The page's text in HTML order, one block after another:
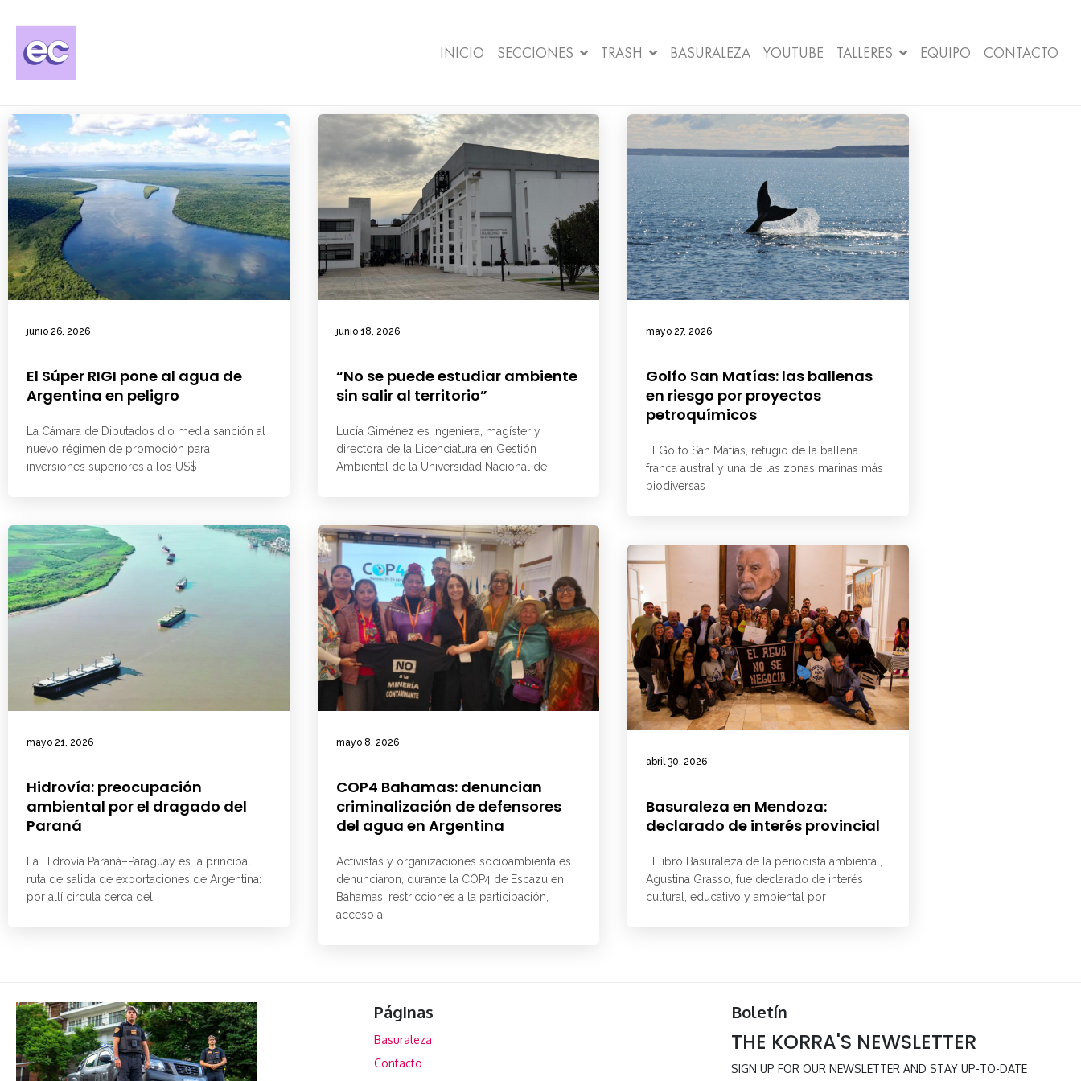
INICIO SECCIONES TRASH BASURALEZA YOUTUBE TALLERES EQUIPO CONTACTO
junio 26, 2026
El Súper RIGI pone al agua de
Argentina en peligro
La Cámara de Diputados dio media sanción al
nuevo régimen de promoción para
inversiones superiores a los US$
junio 18, 2026
“No se puede estudiar ambiente
sin salir al territorio”
Lucía Giménez es ingeniera, magíster y
directora de la Licenciatura en Gestión
Ambiental de la Universidad Nacional de
mayo 27, 2026
Golfo San Matías: las ballenas
en riesgo por proyectos
petroquímicos
El Golfo San Matías, refugio de la ballena
franca austral y una de las zonas marinas más
biodiversas
mayo 21, 2026
Hidrovía: preocupación
ambiental por el dragado del
Paraná
La Hidrovía Paraná–Paraguay es la principal
ruta de salida de exportaciones de Argentina:
por allí circula cerca del
mayo 8, 2026
COP4 Bahamas: denuncian
criminalización de defensores
del agua en Argentina
Activistas y organizaciones socioambientales
denunciaron, durante la COP4 de Escazú en
Bahamas, restricciones a la participación,
acceso a
abril 30, 2026
Basuraleza en Mendoza:
declarado de interés provincial
El libro Basuraleza de la periodista ambiental,
Agustina Grasso, fue declarado de interés
cultural, educativo y ambiental por
Páginas
Basuraleza
Contacto
Boletín
THE KORRA'S NEWSLETTER
SIGN UP FOR OUR NEWSLETTER AND STAY UP-TO-DATE